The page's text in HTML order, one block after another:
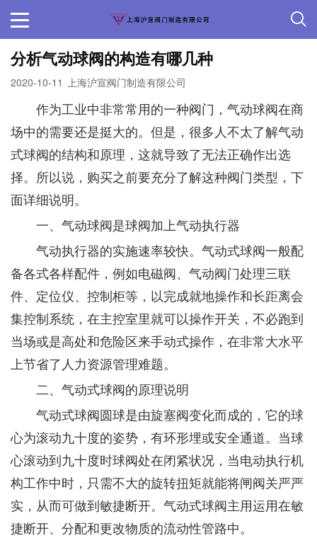
分析气动球阀的构造有哪几种
2020-10-11 上海沪宣阀门制造有限公司
作为工业中非常常用的一种阀门，气动球阀在商
场中的需要还是挺大的。但是，很多人不太了解气动
式球阀的结构和原理，这就导致了无法正确作出选
择。所以说，购买之前要充分了解这种阀门类型，下
面详细说明。
一、气动球阀是球阀加上气动执行器
气动执行器的实施速率较快。气动式球阀一般配
备各式各样配件，例如电磁阀、气动阀门处理三联
件、定位仪、控制柜等，以完成就地操作和长距离会
集控制系统，在主控室里就可以操作开关，不必跑到
当场或是高处和危险区来手动式操作，在非常大水平
上节省了人力资源管理难题。
二、气动式球阀的原理说明
气动式球阀圆球是由旋塞阀变化而成的，它的球
心为滚动九十度的姿势，有环形埋或安全通道。当球
心滚动到九十度时球阀处在闭紧状况，当电动执行机
构工作中时，只需不大的旋转扭矩就能将闸阀关严严
实，从而可做到敏捷断开。气动式球阀主用运用在敏
捷断开、分配和更改物质的流动性管路中。